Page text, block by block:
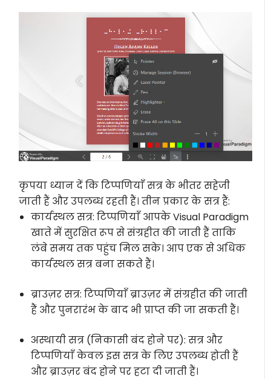
कृपया ध्यान दें कि टिप्पणियाँ सत्र के भीतर सहेजी
जाती हैं और उपलब्ध रहती हैं। तीन प्रकार के सत्र हैं:
कार्यस्थल सत्र: टिप्पणियाँ आपके Visual Paradigm
खाते में सुरक्षित रूप से संग्रहीत की जाती हैं ताकि
लंबे समय तक पहुंच मिल सके। आप एक से अधिक
कार्यस्थल सत्र बना सकते हैं।
ब्राउज़र सत्र: टिप्पणियाँ ब्राउज़र में संग्रहीत की जाती
हैं और पुनरारंभ के बाद भी प्राप्त की जा सकती हैं।
अस्थायी सत्र (निकासी बंद होने पर): सत्र और
टिप्पणियाँ केवल इस सत्र के लिए उपलब्ध होती हैं
और ब्राउज़र बंद होने पर हटा दी जाती हैं।